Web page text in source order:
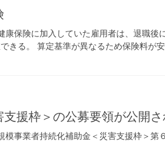
保険に加入していた雇用者は、退職後
きる。 算定基準が異なるため保険料が
援枠＞の公募要領が公開さ
事業者持続化補助金＜災害支援枠＞第